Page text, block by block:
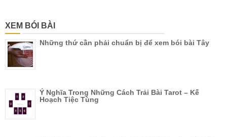
XEM BÓI BÀI
Những thứ cần phải chuẩn bị để xem bói bài Tây
Ý Nghĩa Trong Những Cách Trải Bài Tarot – Kế
Hoạch Tiệc Tùng